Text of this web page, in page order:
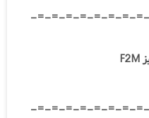
-=-=-=-=-=-=-=-
-=-=-=-=-=-=-=-